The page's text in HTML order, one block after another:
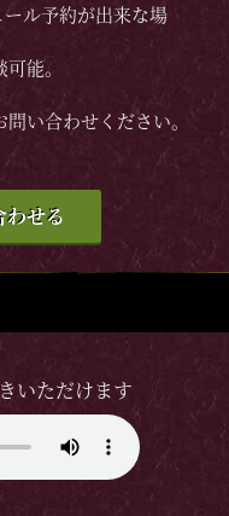
ル予約が出来な場
能。
い合わせください。
せる
いただけます